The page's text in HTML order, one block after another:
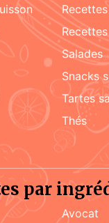
salades
snacks
tartes
Thés
par
Avocat